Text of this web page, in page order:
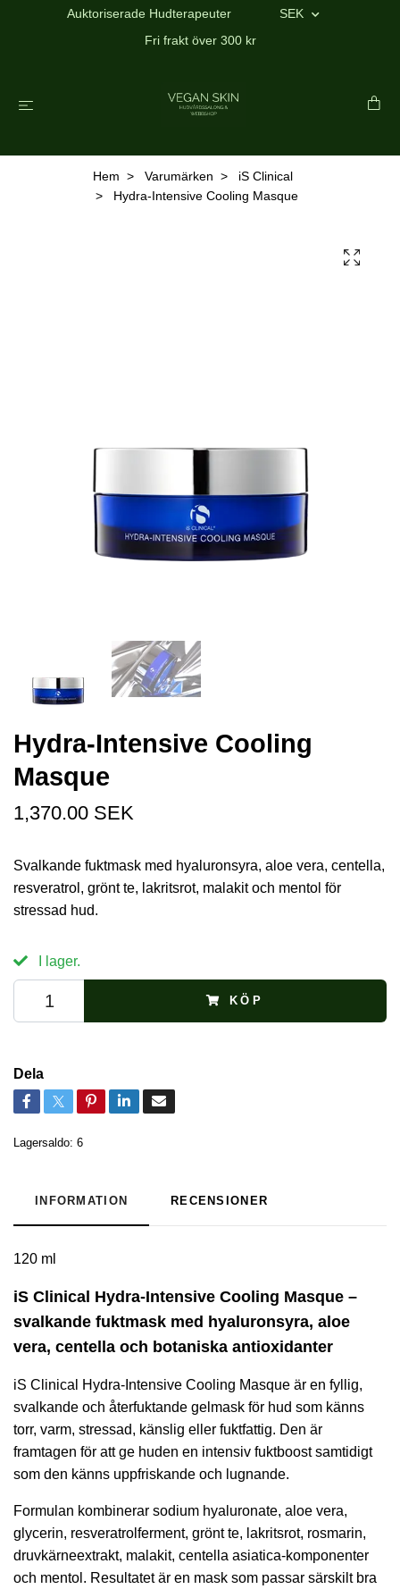
Auktoriserade Hudterapeuter
SEK
Fri frakt över 300 kr
Hem Varumärken
iS Clinical
Hydra-Intensive Cooling Masque
Hydra-Intensive Cooling
Masque
1,370.00 SEK
Svalkande fuktmask med hyaluronsyra, aloe vera, centella,
resveratrol, grönt te, lakritsrot, malakit och mentol för
stressad hud.
I lager.
KÖP
Dela
Lagersaldo: 6
INFORMATION RECENSIONER
120 ml
iS Clinical Hydra-Intensive Cooling Masque –
svalkande fuktmask med hyaluronsyra, aloe
vera, centella och botaniska antioxidanter
iS Clinical Hydra-Intensive Cooling Masque är en fyllig,
svalkande och återfuktande gelmask för hud som känns
torr, varm, stressad, känslig eller fuktfattig. Den är
framtagen för att ge huden en intensiv fuktboost samtidigt
som den känns uppfriskande och lugnande.
Formulan kombinerar sodium hyaluronate, aloe vera,
glycerin, resveratrolferment, grönt te, lakritsrot, rosmarin,
druvkärneextrakt, malakit, centella asiatica-komponenter
och mentol. Resultatet är en mask som passar särskilt bra